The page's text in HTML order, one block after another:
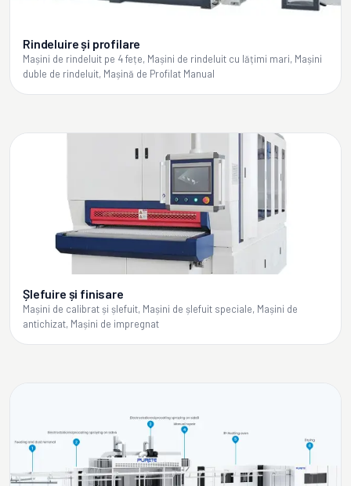
Rindeluire și profilare
Mașini de rindeluit pe 4 fețe, Mașini de rindeluit cu lățimi mari, Mașini
duble de rindeluit, Mașină de Profilat Manual
Șlefuire și finisare
Mașini de calibrat și șlefuit, Mașini de șlefuit speciale, Mașini de
antichizat, Mașini de impregnat